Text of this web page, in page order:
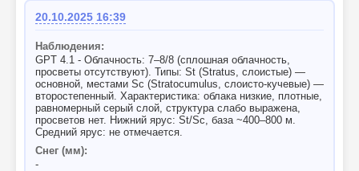
20.10.2025 16:39
Наблюдения:
GPT 4.1 - Облачность: 7–8/8 (сплошная облачность,
просветы отсутствуют). Типы: St (Stratus, слоистые) —
основной, местами Sc (Stratocumulus, слоисто-кучевые) —
второстепенный. Характеристика: облака низкие, плотные,
равномерный серый слой, структура слабо выражена,
просветов нет. Нижний ярус: St/Sc, база ~400–800 м.
Средний ярус: не отмечается.
Снег (мм):
-